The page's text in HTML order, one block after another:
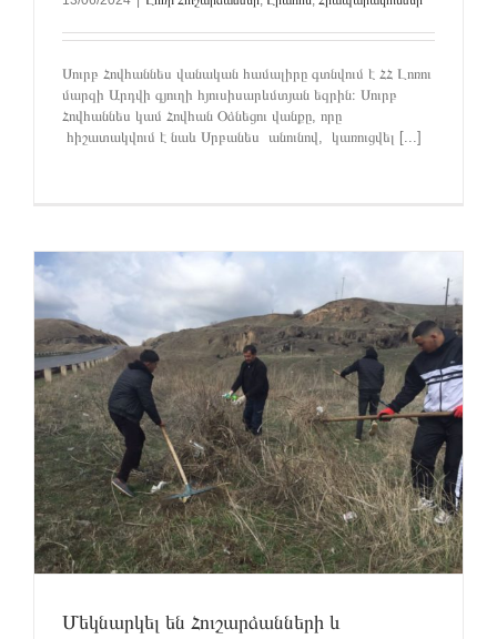
Սուրբ Հովհաննես վանական համալիրը գտնվում է ՀՀ Լոռու
մարզի Արդվի գյուղի հյուսիսարևմտյան եզրին։ Սուրբ
Հովհաննես կամ Հովհան Օձնեցու վանքը, որը
հիշատակվում է նաև Սրբանես անունով, կառուցվել [...]
Մեկնարկել են Հուշարձանների և